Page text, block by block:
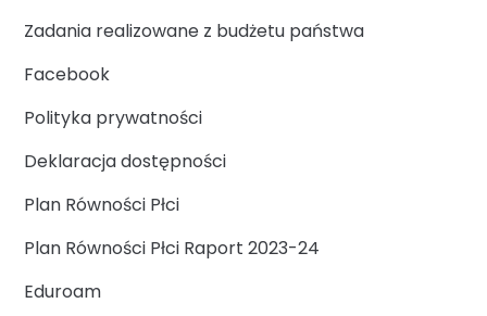
Zadania realizowane z budżetu państwa
Facebook
Polityka prywatności
Deklaracja dostępności
Plan Równości Płci
Plan Równości Płci Raport 2023-24
Eduroam